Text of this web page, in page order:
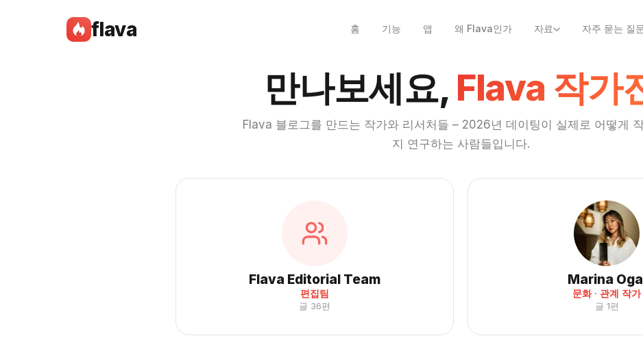
flava 홈 기능 앱 왜 Flava인가 자료 자주 묻는 질
만나보세요, Flava 작가
Flava 블로그를 만드는 작가와 리서처들 – 2026년 데이팅이 실제로 어떻게
지 연구하는 사람들입니다.
Flava Editorial Team
편집팀
글 36편
Marina
문화 · 관계 작가
글 1편